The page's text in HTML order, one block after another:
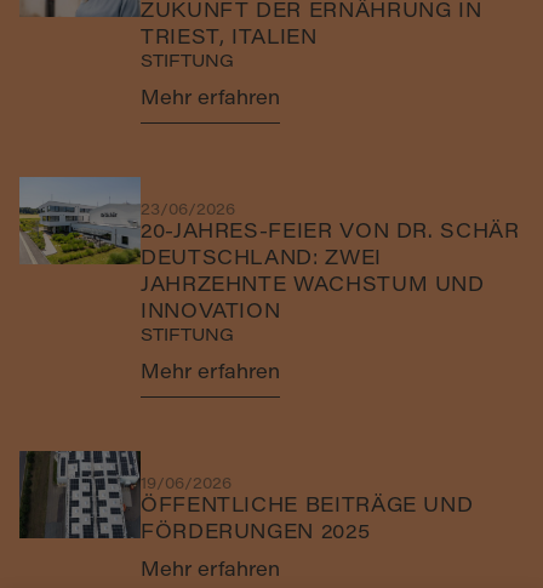
ZUKUNFT DER ERNÄHRUNG IN
TRIEST, ITALIEN
STIFTUNG
Mehr erfahren
23/06/2026
20-JAHRES-FEIER VON DR. SCHÄR
DEUTSCHLAND: ZWEI
JAHRZEHNTE WACHSTUM UND
INNOVATION
STIFTUNG
Mehr erfahren
19/06/2026
ÖFFENTLICHE BEITRÄGE UND
FÖRDERUNGEN 2025
Mehr erfahren